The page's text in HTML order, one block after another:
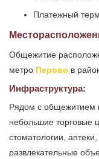
Платежный
Общежитие
метро Перово в
Инфраструктура:
Рядом с общежитием
небольшие торговые
стоматологии,
развлекательные